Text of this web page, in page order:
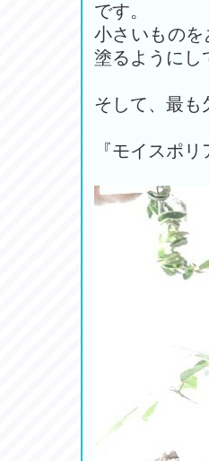
です。
小さいもの
塗るようにし
そして、最も
『モイスポ